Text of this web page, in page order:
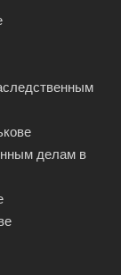
делам в